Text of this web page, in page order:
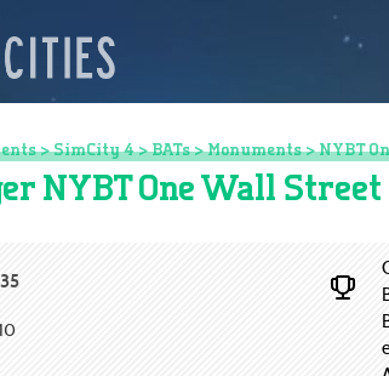
>SimCity 4>BATs>Monuments> NYBT
NYBT One Wall Street